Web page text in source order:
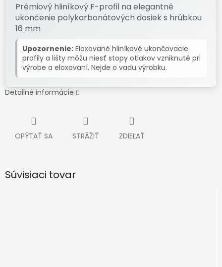
Prémiový hliníkový F-profil na elegantné
ukončenie polykarbonátových dosiek s hrúbkou
16 mm
Upozornenie: Eloxované hliníkové ukončovacie
profily a lišty môžu niesť stopy otlakov vzniknuté pri
výrobe a eloxovaní. Nejde o vadu výrobku.
Detailné informácie
OPÝTAŤ SA STRÁŽIŤ ZDIEĽAŤ
Súvisiaci tovar